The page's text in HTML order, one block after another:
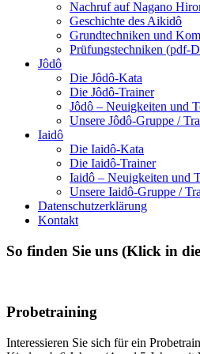
Nachruf auf Nagano
Geschichte des Aikidô
Grundtechniken und
Prüfungstechniken (pdf-
Jôdô
Die Jôdô-Kata
Die Jôdô-Trainer
Jôdô – Neuigkeiten und
Unsere Jôdô-Gruppe /
Iaidô
Die Iaidô-Kata
Die Iaidô-Trainer
Iaidô – Neuigkeiten und
Unsere Iaidô-Gruppe /
Datenschutzerklärung
Kontakt
So finden Sie uns (Klick in
Probetraining
Interessieren Sie sich für ein